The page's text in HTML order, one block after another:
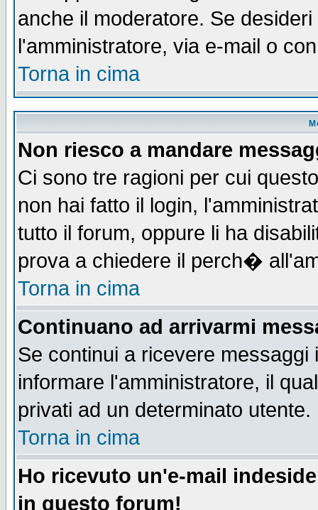
anche il moderatore. Se
l'amministratore, via e-mail o
Torna in cima
Non riesco a mandare
Ci sono tre ragioni per cui
non hai fatto il login,
tutto il forum, oppure li ha
prova a chiedere il perch�
Torna in cima
Continuano ad arrivarmi
Se continui a ricevere
informare l'amministratore, il
privati ad un determinato utente.
Torna in cima
Ho ricevuto un'e-mail
in questo forum!